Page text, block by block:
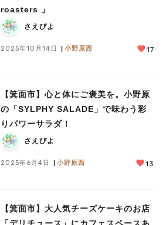
roasters 」
さえぴよ
2025年10月14日 小野原西 17
【箕面市】心と体にご褒美を。小野原
の「SYLPHY SALADE」で味わう彩
りパワーサラダ！
さえぴよ
2025年6月4日 小野原西 13
【箕面市】大人気チーズケーキのお店